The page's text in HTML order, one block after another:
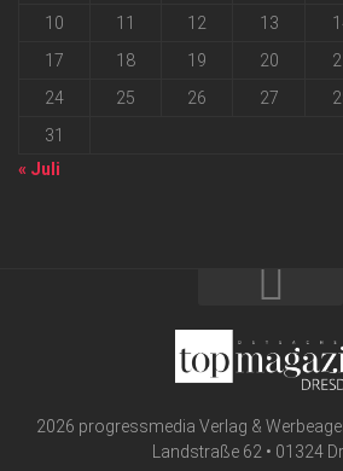
10
11 12 13
17
18 19 20
24
25 26 27
31
« Juli
2026 progressmedia Verlag &
Landstraße 62 • 01324